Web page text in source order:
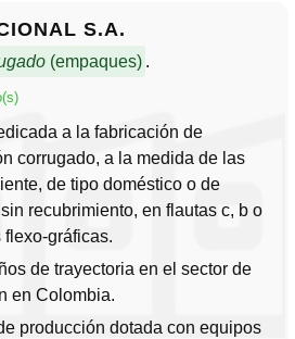
de Empaques S.A.S. (Incopack)
Andina S.A.
S.A.
(empaques) .
a la fabricación de
corrugado, a la medida de las
de tipo doméstico o de
recubrimiento, en flautas c, b o
gráficas.
de trayectoria en el sector de
en Colombia.
producción dotada con equipos